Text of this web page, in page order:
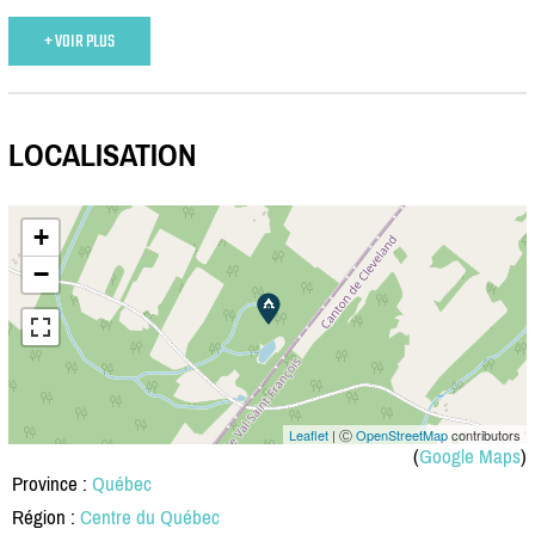
+ VOIR PLUS
LOCALISATION
+
−
Leaflet | ⒸOpenStreetMapcontributors
(Google Maps)
Province : Québec
Région : Centre du Québec